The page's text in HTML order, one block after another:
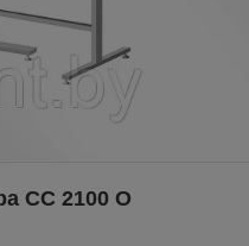
CC 2100 O